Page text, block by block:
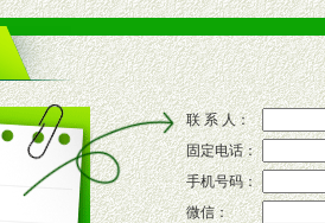
渠道。
通渠道，孕婴童渠道，医药渠道并为之
识和配合意识。
新需求及适应市场变化。
联 系 人：
固定电话：
手机号码：
微信：